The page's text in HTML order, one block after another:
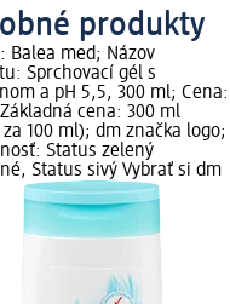
produkty
Balea med; Názov
Sprchovací gél s
a pH 5,5, 300 ml; Cena:
cena: 300 ml
100 ml); dm značka logo;
Status zelený
Status sivý Vybrať si dm